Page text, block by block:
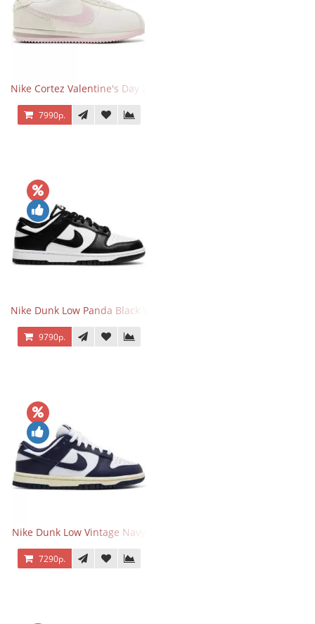
Nike Cortez Valentine's Day 2025
7990р.
Nike Dunk Low Panda Black White
9790р.
Nike Dunk Low Vintage Navy
7290р.